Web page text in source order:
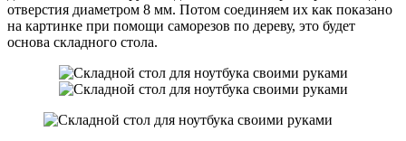
отверстия диаметром 8 мм. Потом соединяем их как показано
на картинке при помощи саморезов по дереву, это будет
основа складного стола.